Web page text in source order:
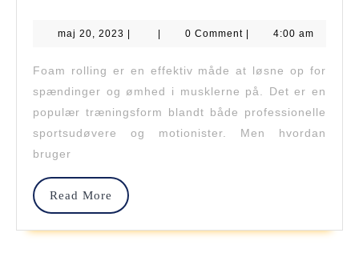
Får
Du
Mest
Ud
Roller
maj 20, 2023 maj
| | 0 Comment | 4:00 am
Foam rolling er en effektiv måde at løsne op for
spændinger og ømhed i musklerne på. Det er en
populær træningsform blandt både professionelle
sportsudøvere og motionister. Men hvordan
bruger
Read More
Read